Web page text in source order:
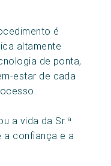
é
altamente
de ponta,
estar de cada
a vida da Sr.ª
a confiança e a